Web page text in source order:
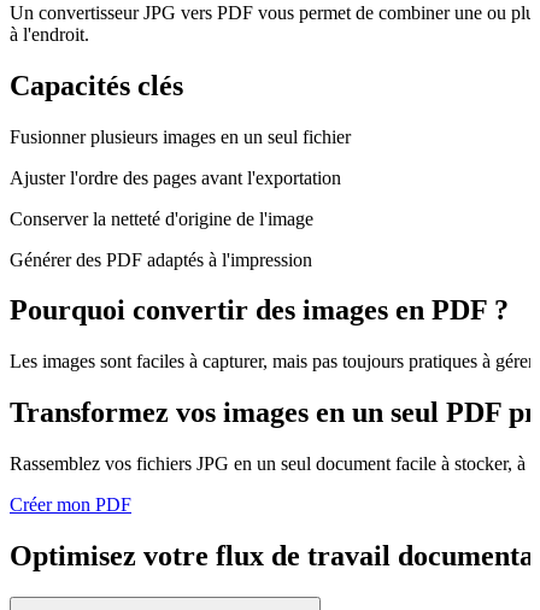
Un convertisseur JPG vers PDF vous permet de combiner une ou
à l'endroit.
Capacités clés
Fusionner plusieurs images en un seul fichier
Ajuster l'ordre des pages avant l'exportation
Conserver la netteté d'origine de l'image
Générer des PDF adaptés à l'impression
Pourquoi convertir des images en PDF ?
Les images sont faciles à capturer, mais pas toujours pratiques à
Transformez vos images en un seul PDF
Rassemblez vos fichiers JPG en un seul document facile à stocker, à
Créer mon PDF
Optimisez votre flux de travail